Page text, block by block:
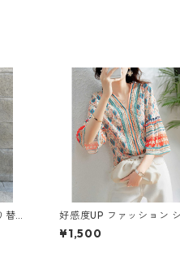
え
ピ
好感度UP ファッション シフ
ォン フレアスリーブ 7分袖
プリント トップス m-246
¥1,500